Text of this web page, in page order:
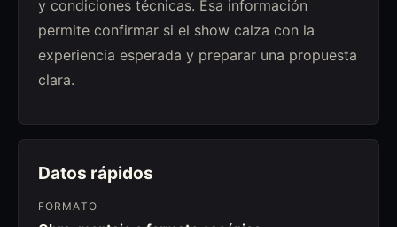
y condiciones técnicas. Esa información
permite confirmar si el show calza con la
experiencia esperada y preparar una propuesta
clara.
Datos rápidos
FORMATO